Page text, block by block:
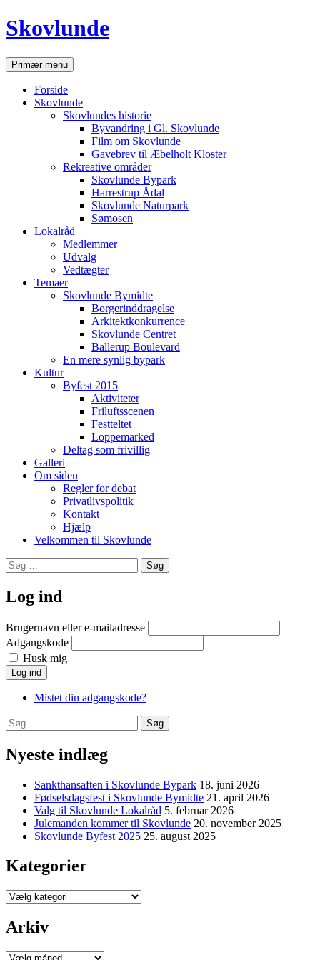
Hop
til
Skovlunde
SøgPrimær menu
Forside
Skovlunde
Skovlundes historie
Byvandring i Gl. Skovlunde
Film om Skovlunde
Gavebrev til Æbelholt Kloster
Rekreative områder
Skovlunde Bypark
Harrestrup Ådal
Skovlunde Naturpark
Sømosen
Lokalråd
Medlemmer
Udvalg
Vedtægter
Temaer
Skovlunde Bymidte
Borgerinddragelse
Arkitektkonkurrence
Skovlunde Centret
Ballerup Boulevard
En mere synlig bypark
Kultur
Byfest 2015
Aktiviteter
Friluftsscenen
Festteltet
Loppemarked
Deltag som frivillig
Galleri
Om siden
Regler for debat
Privatlivspolitik
Kontakt
Hjælp
Velkommen til Skovlunde
Søg
efter:
Log ind
Brugernavn eller e-mailadresse
Adgangskode
Husk mig
Log ind
Mistet din adgangskode?
Søg
efter:
Nyeste indlæg
Sankthansaften i Skovlunde Bypark 18. juni 2026
Fødselsdagsfest i Skovlunde Bymidte 21. april 2026
Valg til Skovlunde Lokalråd 5. februar 2026
Julemanden kommer til Skovlunde 20. november 2025
Skovlunde Byfest 2025 25. august 2025
Kategorier
Kategorier
Arkiv
Arkiv